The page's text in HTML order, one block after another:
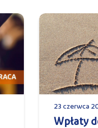
23 czerwca
Wpłaty